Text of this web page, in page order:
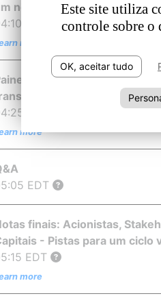
novo normal?
more
de Debate | O Governo
e dominar a
more
EDT
finais: Acionistas,
- Pistas para um ciclo
EDT
more
Este site utiliza
controle sobre o
OK, aceitar tudo